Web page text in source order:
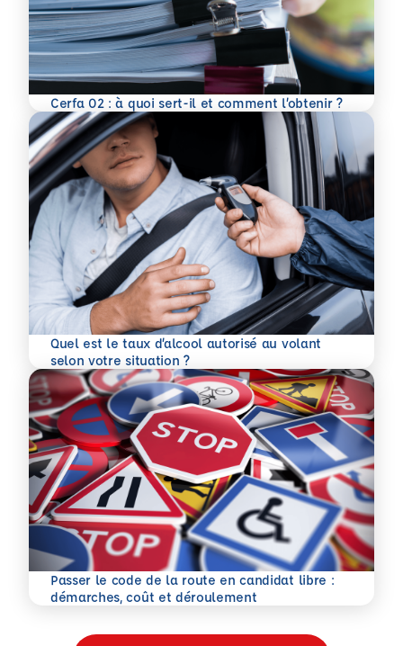
Cerfa 02 : à quoi sert-il et comment l’obtenir ?
En savoir plus
Quel est le taux d’alcool autorisé au volant
selon votre situation ?
En savoir plus
Passer le code de la route en candidat libre :
démarches, coût et déroulement
En savoir plus